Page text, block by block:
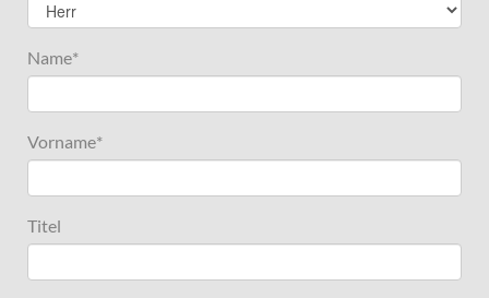
Name*
Vorname*
Titel